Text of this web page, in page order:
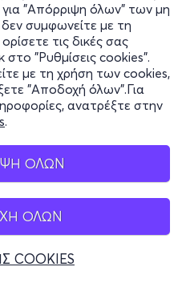
"Απόρριψη όλων" των μη
συμφωνείτε με τη
τις δικές σας
στο "Ρυθμίσεις cookies".
με τη χρήση των cookies,
"Αποδοχή όλων".Για
ανατρέξτε στην
.
ΟΛΩΝ
ΟΛΩΝ
COOKIES